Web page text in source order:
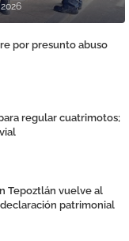
por presunto abuso
regular cuatrimotos;
Tepoztlán vuelve al
patrimonial